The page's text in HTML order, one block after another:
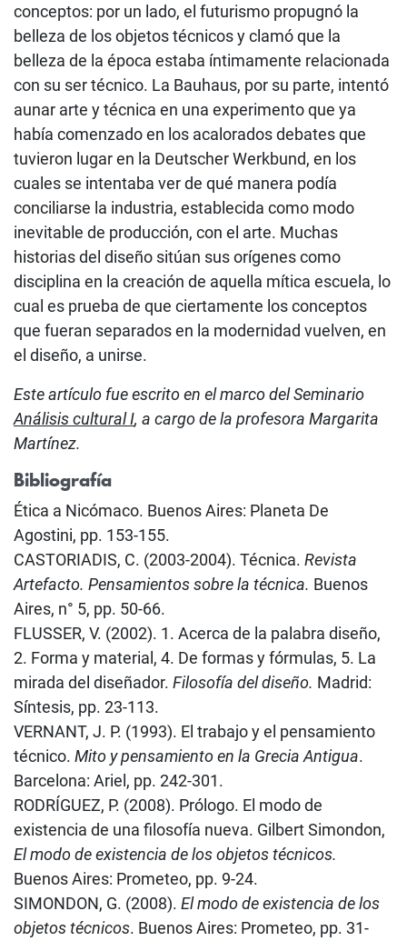
conceptos: por un lado, el futurismo propugnó la
belleza de los objetos técnicos y clamó que la
belleza de la época estaba íntimamente relacionada
con su ser técnico. La Bauhaus, por su parte, intentó
aunar arte y técnica en una experimento que ya
había comenzado en los acalorados debates que
tuvieron lugar en la Deutscher Werkbund, en los
cuales se intentaba ver de qué manera podía
conciliarse la industria, establecida como modo
inevitable de producción, con el arte. Muchas
historias del diseño sitúan sus orígenes como
disciplina en la creación de aquella mítica escuela, lo
cual es prueba de que ciertamente los conceptos
que fueran separados en la modernidad vuelven, en
el diseño, a unirse.
Este artículo fue escrito en el marco del Seminario
Análisis cultural I, a cargo de la profesora Margarita
Martínez.
Bibliografía
Ética a Nicómaco. Buenos Aires: Planeta De
Agostini, pp. 153-155.
CASTORIADIS, C. (2003-2004). Técnica. Revista
Artefacto. Pensamientos sobre la técnica. Buenos
Aires, n° 5, pp. 50-66.
FLUSSER, V. (2002). 1. Acerca de la palabra diseño,
2. Forma y material, 4. De formas y fórmulas, 5. La
mirada del diseñador. Filosofía del diseño. Madrid:
Síntesis, pp. 23-113.
VERNANT, J. P. (1993). El trabajo y el pensamiento
técnico. Mito y pensamiento en la Grecia Antigua.
Barcelona: Ariel, pp. 242-301.
RODRÍGUEZ, P. (2008). Prólogo. El modo de
existencia de una filosofía nueva. Gilbert Simondon,
El modo de existencia de los objetos técnicos.
Buenos Aires: Prometeo, pp. 9-24.
SIMONDON, G. (2008). El modo de existencia de los
objetos técnicos. Buenos Aires: Prometeo, pp. 31-